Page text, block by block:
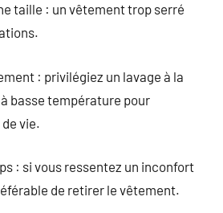
taille : un vêtement trop serré
: privilégiez un lavage à la
basse température pour
vie.
: si vous ressentez un inconfort
de retirer le vêtement.